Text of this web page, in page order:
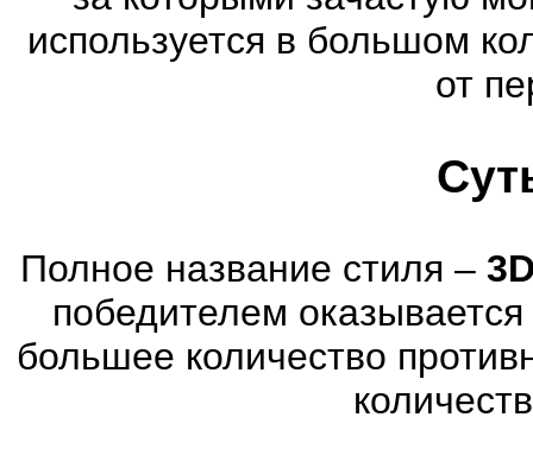
используется в большом
от
Полное название стиля –
победителем
большее количество